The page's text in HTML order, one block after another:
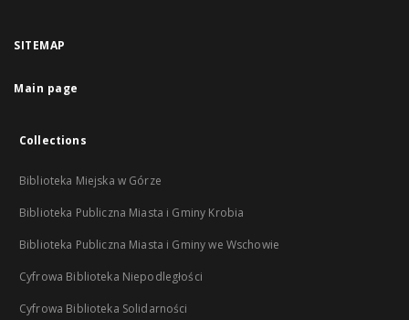
SITEMAP
Main page
Collections
Biblioteka Miejska w Górze
Biblioteka Publiczna Miasta i Gminy Krobia
Biblioteka Publiczna Miasta i Gminy we Wschowie
Cyfrowa Biblioteka Niepodległości
Cyfrowa Biblioteka Solidarności